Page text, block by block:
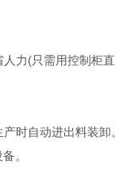
力(只需用控制柜直
时自动进出料装卸。
。